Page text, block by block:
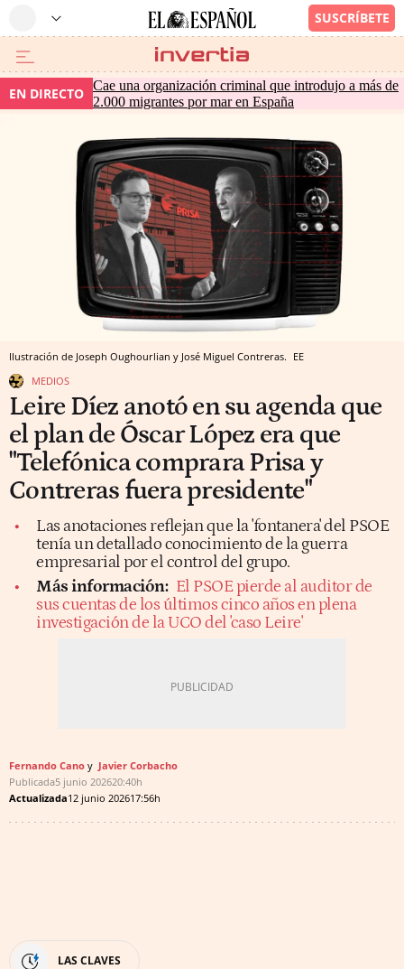
EN DIRECTO Cae una organización criminal que introdujo a más de
2.000 migrantes por mar en España
Ilustración de Joseph Oughourlian y José Miguel Contreras. EE
MEDIOS
Leire Díez anotó en su agenda que
el plan de Óscar López era que
"Telefónica comprara Prisa y
Contreras fuera presidente"
Las anotaciones reflejan que la 'fontanera' del PSOE
tenía un detallado conocimiento de la guerra
empresarial por el control del grupo.
Más información: El PSOE pierde al auditor de
sus cuentas de los últimos cinco años en plena
investigación de la UCO del 'caso Leire'
Fernando Cano
Javier Corbacho
Publicada5 junio 202620:40h
Actualizada12 junio 202617:56h
LAS CLAVES